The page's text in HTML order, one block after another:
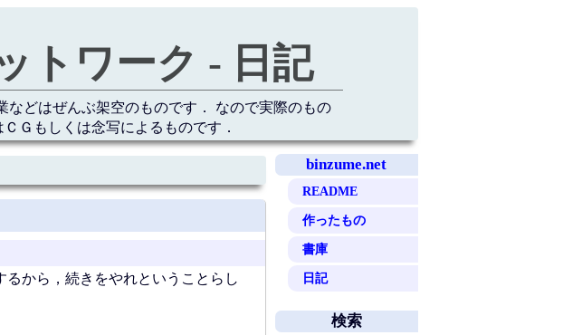
トワーク - 日記
どはぜんぶ架空のものです． なので実際のもの
Ｇもしくは念写によるものです．
binzume.net
README
作ったもの
書庫
日記
から，続きをやれということらし
検索